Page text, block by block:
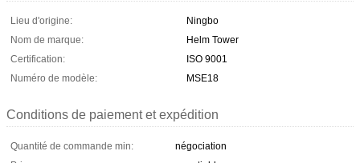
Lieu d'origine:
Ningbo
Nom de marque:
Helm Tower
Certification:
ISO 9001
Numéro de modèle:
MSE18
Conditions de paiement et expédition
Quantité de commande min:
négociation